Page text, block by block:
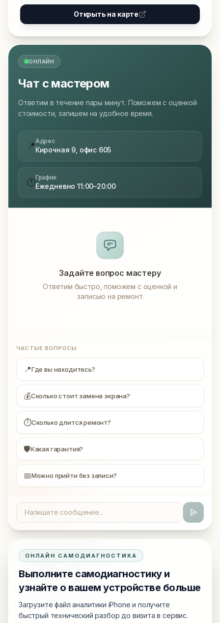
Открыть на карте
ОНЛАЙН
Чат с мастером
Ответим в течение пары минут. Поможем с оценкой
стоимости, запишем на удобное время.
📍Адрес
Кирочная 9, офис 605
🕐График
Ежедневно 11:00–20:00
Задайте вопрос мастеру
Ответим быстро, поможем с оценкой и
записью на ремонт
ЧАСТЫЕ ВОПРОСЫ
📍Где вы находитесь?
💰Сколько стоит замена экрана?
⏱Сколько длится ремонт?
🛡Какая гарантия?
📅Можно прийти без записи?
ОНЛАЙН САМОДИАГНОСТИКА
Выполните самодиагностику и
узнайте о вашем устройстве больше
Загрузите файл аналитики iPhone и получите
быстрый технический разбор до визита в сервис.